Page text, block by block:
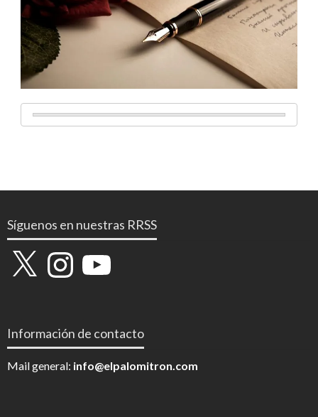
Síguenos en nuestras RRSS
X InstagramYouTube
Información de contacto
Mail general: info@elpalomitron.com